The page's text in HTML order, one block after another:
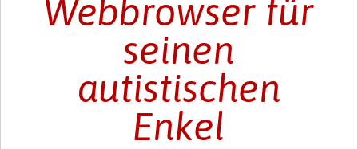
Webbrowser für
seinen
autistischen
Enkel